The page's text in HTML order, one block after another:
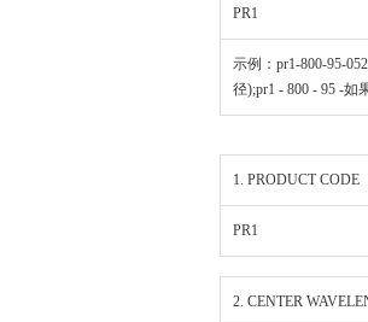
PR1
示例：pr1-800-95-
径);pr1 - 800 - 95 -如
1. PRODUCT CODE
PR1
2. CENTER